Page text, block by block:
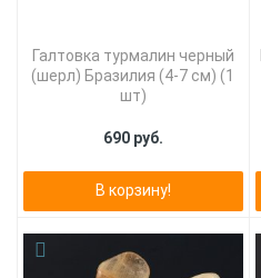
Галтовка турмалин черный
(шерл) Бразилия (4-7 см) (1
шт)
690 руб.
В корзину!